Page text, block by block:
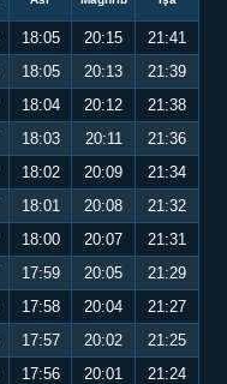
18:05 20:15
21:41
18:05 20:13
21:39
18:04 20:12
21:38
18:03 20:11
21:36
18:02 20:09
21:34
18:01 20:08
21:32
18:00 20:07
21:31
17:59 20:05
21:29
17:58 20:04
21:27
17:57 20:02
21:25
17:56 20:01
21:24